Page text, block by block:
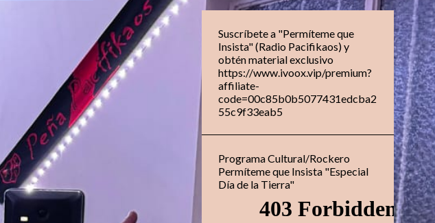
Suscríbete a "Permíteme que
Insista" (Radio Pacifikaos) y
obtén material exclusivo
https://www.ivoox.vip/premium?
affiliate-
code=00c85b0b5077431edcba2
55c9f33eab5
Programa Cultural/Rockero
Permíteme que Insista "Especial
Día de la Tierra"